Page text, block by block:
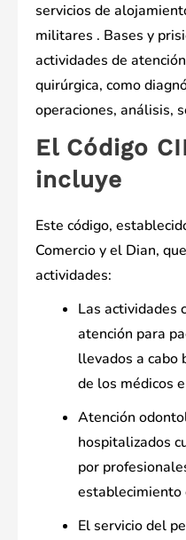
servicios de
militares . Bases y
actividades de
quirúrgica, como
operaciones, análisis,
El Código
incluye
Este código,
Comercio y el Dian,
actividades:
Las actividades
atención para
llevados a cabo
de los médicos
Atención
hospitalizados
por
establecimiento
El servicio del